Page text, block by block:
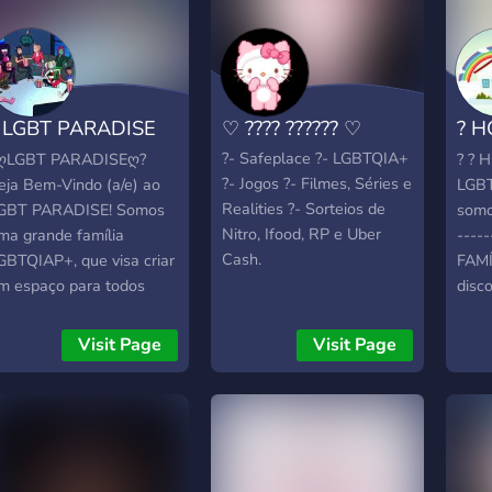
PARADISE
PARADISEღ?
Bem-Vindo (a/e) ao
PARADISE! Somos
grande família
que visa criar
espaço para todos
qualquer tipo de
ou
Visit Page
♡ ???? ?????? ♡
?- Safeplace ?- LGBTQIA+
?- Jogos ?- Filmes, Séries e
Realities ?- Sorteios de
Nitro, Ifood, RP e Uber
Cash.
Visit Page
?
? ?